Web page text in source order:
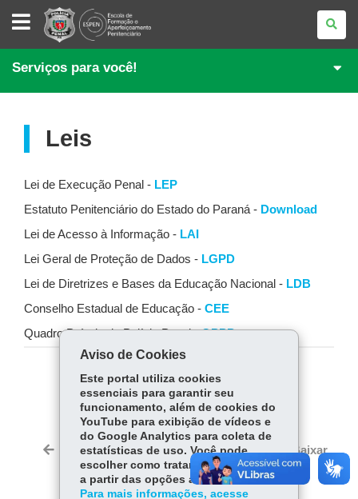
ESPEN
Serviços para você!
Leis
Lei de Execução Penal - LEP
Estatuto Penitenciário do Estado do Paraná - Download
Lei de Acesso à Informação - LAI
Lei Geral de Proteção de Dados - LGPD
Lei de Diretrizes e Bases da Educação Nacional - LDB
Conselho Estadual de Educação - CEE
Quadro Próprio da Polícia Penal -QPPP
COMPARTILHE:
Fa
ce
bo
ok
Tw
itt
er
W
ha
ts
Ap
p
Voltar Início Imprimir Baixar
Aviso de Cookies
Este portal utiliza cookies
essenciais para garantir seu
funcionamento, além de cookies do
YouTube para exibição de vídeos e
do Google Analytics para coleta de
estatísticas de uso. Você pode
escolher como tratamos os cookies
a partir das opções abaixo.
Para mais informações, acesse